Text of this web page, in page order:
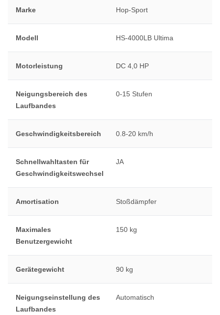
Marke Hop-Sport
Modell HS-4000LB Ultima
Motorleistung DC 4,0 HP
Neigungsbereich des
Laufbandes
0-15 Stufen
Geschwindigkeitsbereich 0.8-20 km/h
Schnellwahltasten für
Geschwindigkeitswechsel
JA
Amortisation Stoßdämpfer
Maximales
Benutzergewicht
150 kg
Gerätegewicht 90 kg
Neigungseinstellung des
Laufbandes
Automatisch